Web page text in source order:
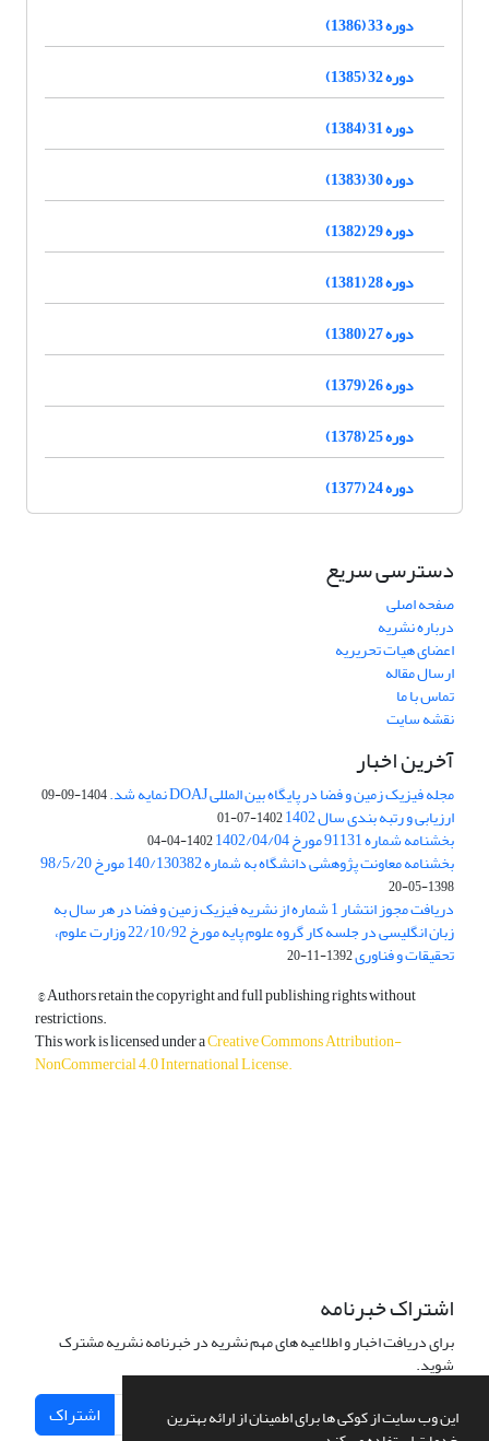
این وب سایت از کوکی ها برای اطمینان از ارائه بهترین
دوره 33 (1386)
دوره 32 (1385)
دوره 31 (1384)
دوره 30 (1383)
دوره 29 (1382)
دوره 28 (1381)
دوره 27 (1380)
دوره 26 (1379)
دوره 25 (1378)
دوره 24 (1377)
دسترسی سریع
صفحه اصلی
درباره نشریه
اعضای هیات تحریریه
ارسال مقاله
تماس با ما
نقشه سایت
آخرین اخبار
مجله فیزیک زمین و فضا در پایگاه بین المللی DOAJ نمایه شد. 1404-09-09
ارزیابی و رتبه بندی سال 1402 1402-07-01
بخشنامه شماره 91131 مورخ 1402/04/04 1402-04-04
بخشنامه معاونت پژوهشی دانشگاه به شماره 140/130382 مورخ 98/5/20
1398-05-20
دریافت مجوز انتشار 1 شماره از نشریه فیزیک زمین و فضا در هر سال به
زبان انگلیسی در جلسه کار گروه علوم پایه مورخ 22/10/92 وزارت علوم،
تحقیقات و فناوری1392-11-20
© Authors retain the copyright and full publishing rights without
restrictions.
This work is licensed under aCreative Commons Attribution-
NonCommercial 4.0 International License.
اشتراک خبرنامه
برای دریافت اخبار و اطلاعیه های مهم نشریه در خبرنامه نشریه مشترک
شوید.
اشتراک